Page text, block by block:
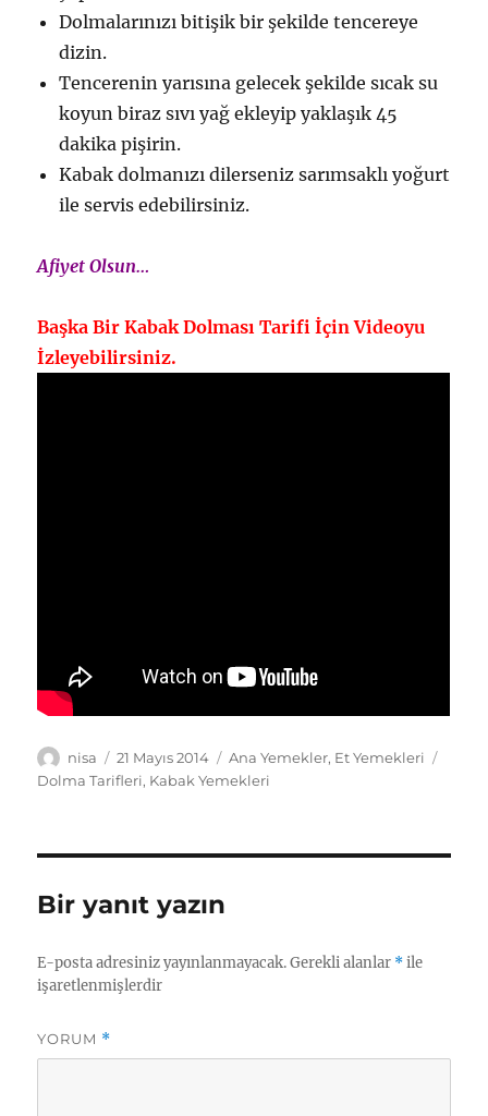
Dolmalarınızı bitişik bir şekilde tencereye
dizin.
Tencerenin yarısına gelecek şekilde sıcak su
koyun biraz sıvı yağ ekleyip yaklaşık 45
dakika pişirin.
Kabak dolmanızı dilerseniz sarımsaklı yoğurt
ile servis edebilirsiniz.
Afiyet Olsun…
Başka Bir Kabak Dolması Tarifi İçin Videoyu
İzleyebilirsiniz.
Yazar
nisa
Yayın
tarihi
21 Mayıs 2014 Kategoriler
Ana Yemekler, Et Yemekleri
Dolma Tarifleri, Kabak Yemekleri
Bir yanıt yazın
E-posta adresiniz yayınlanmayacak. Gerekli alanlar *ile
işaretlenmişlerdir
YORUM *